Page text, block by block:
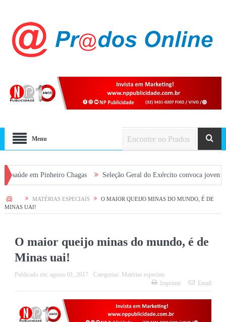
Menu
Pinheiro Chagas Seleção Geral do Exército convoca jovens alistados
HOME MATÉRIAS ESPECIAIS
O MAIOR QUEIJO MINAS DO MUNDO, É DE
MINAS UAI!
O maior queijo minas do mundo, é de
Minas uai!
Publicado em: agosto 01, 2017 Categorias: Matérias especiais
Imprimir
Email